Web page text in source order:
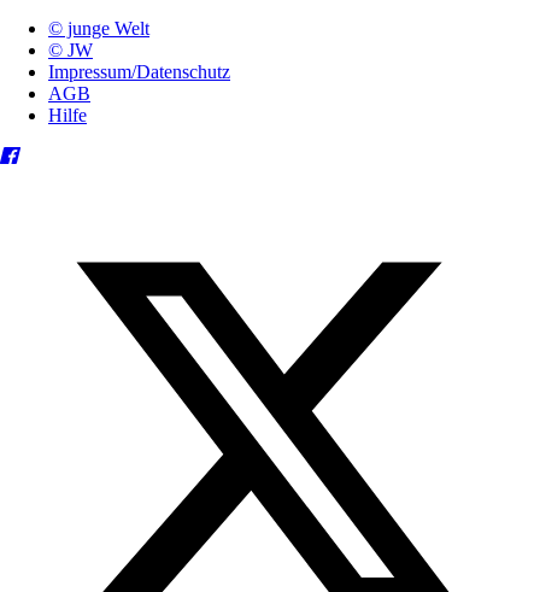
© junge Welt
© JW
Impressum/Datenschutz
AGB
Hilfe